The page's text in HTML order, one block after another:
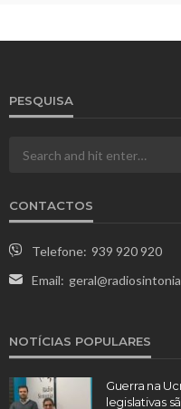
PESQUISA
CONTACTOS
Telefone: 939 920 920
Email:
NOTÍCIAS POPULARES
Guerra na
legislativas